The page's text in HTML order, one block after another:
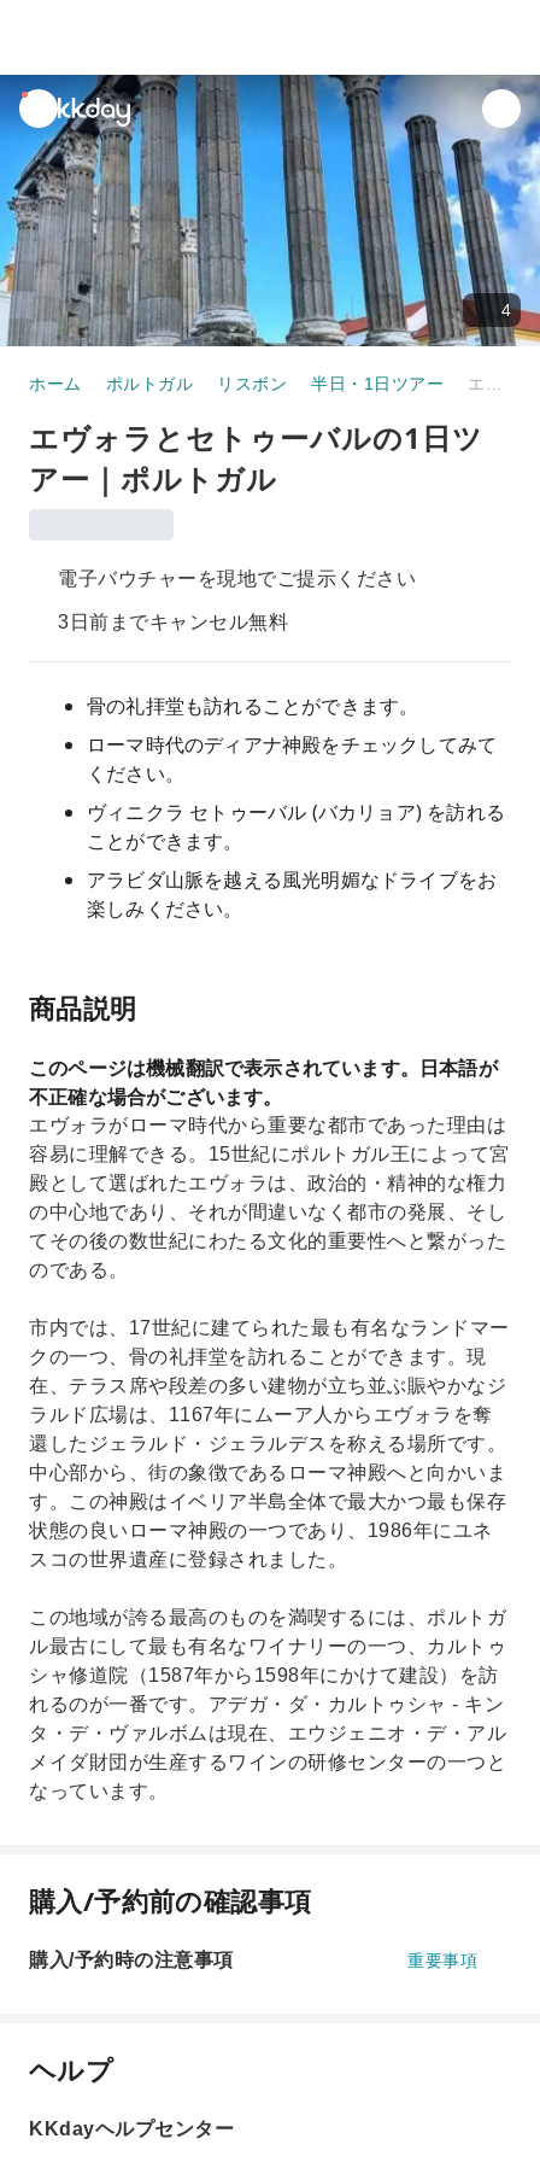
unread
notifications
4
ホーム ポルトガル リスボン 半日・1日ツアー
エヴォラとセトゥーバルの1日ツ
アー｜ポルトガル
電子バウチャーを現地でご提示ください
3日前までキャンセル無料
骨の礼拝堂も訪れることができます。
ローマ時代のディアナ神殿をチェックしてみて
ください。
ヴィニクラ セトゥーバル (バカリョア) を訪れる
ことができます。
アラビダ山脈を越える風光明媚なドライブをお
楽しみください。
商品説明
このページは機械翻訳で表示されています。日本語が
不正確な場合がございます。
エヴォラがローマ時代から重要な都市であった理由は
容易に理解できる。15世紀にポルトガル王によって宮
殿として選ばれたエヴォラは、政治的・精神的な権力
の中心地であり、それが間違いなく都市の発展、そし
てその後の数世紀にわたる文化的重要性へと繋がった
のである。
市内では、17世紀に建てられた最も有名なランドマー
クの一つ、骨の礼拝堂を訪れることができます。現
在、テラス席や段差の多い建物が立ち並ぶ賑やかなジ
ラルド広場は、1167年にムーア人からエヴォラを奪
還したジェラルド・ジェラルデスを称える場所です。
中心部から、街の象徴であるローマ神殿へと向かいま
す。この神殿はイベリア半島全体で最大かつ最も保存
状態の良いローマ神殿の一つであり、1986年にユネ
スコの世界遺産に登録されました。
この地域が誇る最高のものを満喫するには、ポルトガ
ル最古にして最も有名なワイナリーの一つ、カルトゥ
シャ修道院（1587年から1598年にかけて建設）を訪
れるのが一番です。アデガ・ダ・カルトゥシャ - キン
タ・デ・ヴァルボムは現在、エウジェニオ・デ・アル
メイダ財団が生産するワインの研修センターの一つと
なっています。
購入/予約前の確認事項
購入/予約時の注意事項 重要事項
ヘルプ
KKdayヘルプセンター